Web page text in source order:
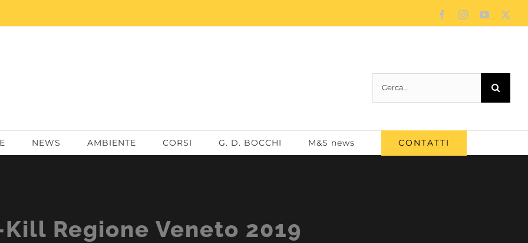
FacebookInstagramYouTube
per:
NEWS AMBIENTE CORSI G. D. BOCCHI M&S news CONTATTI
Regione Veneto 2019